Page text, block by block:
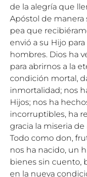
de la alegría que
Apóstol de manera
pea que
envió a su Hijo
hombres. Dios ha
para abrirnos a la
condición mortal,
inmortalidad; nos
Hijos; nos ha
incorruptibles, ha
gracia la miseria
Todo como don,
nos ha nacido, un
bienes sin cuento,
en la nueva